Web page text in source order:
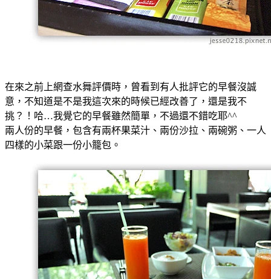
在來之前上網查水舞評價時，曾看到有人批評它的早餐沒誠
意，不知道是不是我這次來的時候已經改善了，還是我不
挑？！哈…我覺它的早餐雖然簡單，不過還不錯吃耶^^
兩人份的早餐，包含有兩杯果菜汁、兩份沙拉、兩碗粥、一人
四樣的小菜跟一份小籠包。